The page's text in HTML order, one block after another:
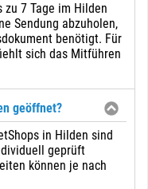
zu 7 Tage im Hilden
Sendung abzuholen,
benötigt. Für
sich das Mitführen
geöffnet?
in Hilden sind
geprüft
können je nach